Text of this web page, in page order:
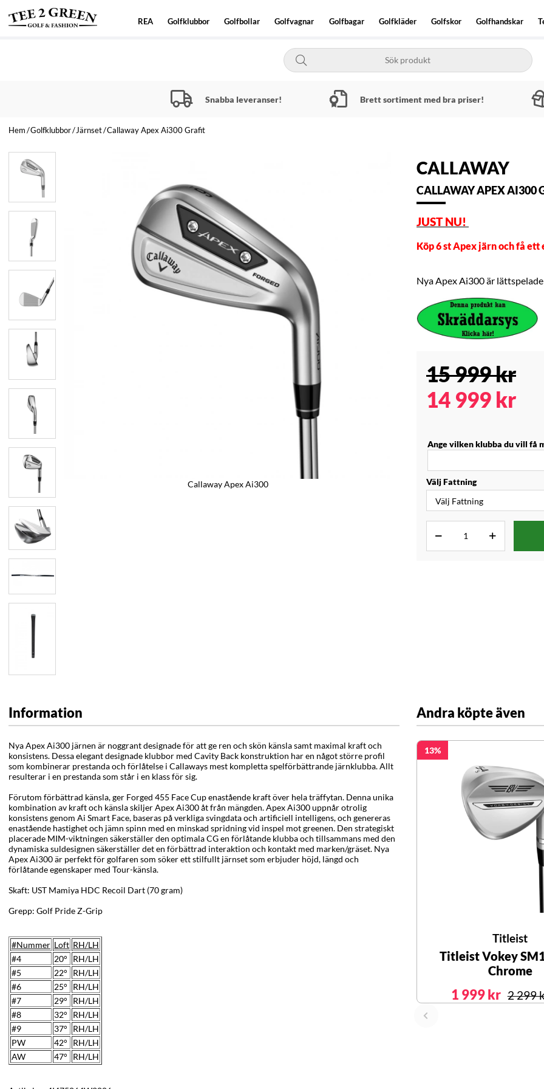
REA Golfklubbor Golfbollar Golfvagnar Golfbagar Golfkläder Golfskor Golfhandskar
Snabba leveranser! Brett sortiment med bra priser!
Hem Golfklubbor Järnset Callaway Apex Ai300 Grafit
Callaway Apex Ai300
CALLAWAY
CALLAWAY APEX AI300
JUST NU!
Köp 6 st Apex järn och få
Nya Apex Ai300 är
15 999kr
14 999 kr
Ange vilken klubba du vill få
Välj Fattning
Information
Nya Apex Ai300 järnen är noggrant designade för att ge ren och skön känsla samt maximal kraft och
konsistens. Dessa elegant designade klubbor med Cavity Back konstruktion har en något större profil
som kombinerar prestanda och förlåtelse i Callaways mest kompletta spelförbättrande järnklubba. Allt
resulterar i en prestanda som står i en klass för sig.
Förutom förbättrad känsla, ger Forged 455 Face Cup enastående kraft över hela träffytan. Denna unika
kombination av kraft och känsla skiljer Apex Ai300 åt från mängden. Apex Ai300 uppnår otrolig
konsistens genom Ai Smart Face, baseras på verkliga svingdata och artificiell intelligens, och genereras
enastående hastighetoch jämn spinn med en minskad spridning vid inspel mot greenen. Den strategiskt
placerade MIM-viktningen säkerställer den optimala CG en förlåtande klubba och tillsammans med den
dynamiska suldesignen säkerställer det en förbättrad interaktion och kontakt med marken/gräset. Nya
Apex Ai300 är perfekt för golfaren som söker ett stilfullt järnset som erbjuder höjd, längd och
förlåtande egenskaper med Tour-känsla.
Skaft: UST Mamiya HDC Recoil Dart (70 gram)
Grepp: Golf Pride Z-Grip
#Nummer Loft RH/LH
#4
20°
RH/LH
#5
22°
RH/LH
#6
25°
RH/LH
#7
29°
RH/LH
#8
32°
RH/LH
#9
37°
RH/LH
PW
42°
RH/LH
AW
47° RH/LH
Andra köpte även
13
Titleist
Titleist Vokey
Chrome
1 999 kr 2 299